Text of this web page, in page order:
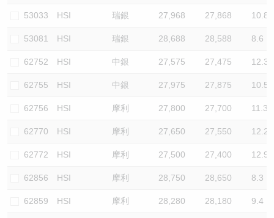
53033 HSI 瑞銀 27,968 27,868 10.8
53081 HSI 瑞銀 28,688 28,588 8.6
62752 HSI 中銀 27,575 27,475 12.3
62755 HSI 中銀 27,975 27,875 10.5
62756 HSI 摩利 27,800 27,700 11.3
62770 HSI 摩利 27,650 27,550 12.2
62772 HSI 摩利 27,500 27,400 12.9
62856 HSI 摩利 28,750 28,650 8.3
62859 HSI 摩利 28,280 28,180 9.4